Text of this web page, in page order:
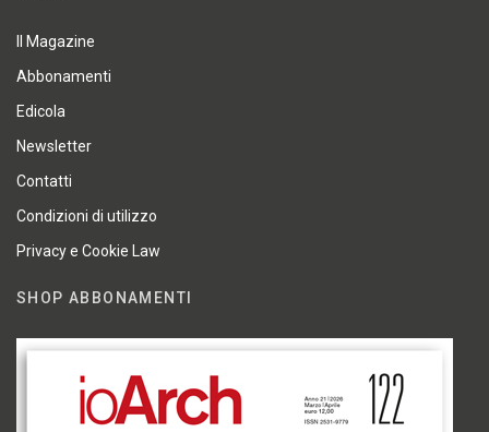
Il Magazine
Abbonamenti
Edicola
Newsletter
Contatti
Condizioni di utilizzo
Privacy e Cookie Law
SHOP ABBONAMENTI